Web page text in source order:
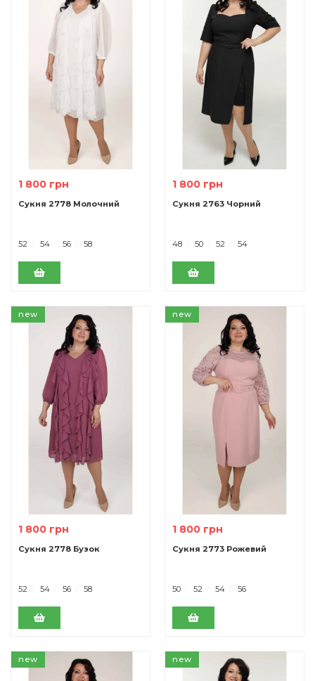
1 800 грн
Сукня 2778 Молочний
52 54 56 58
1 800 грн
Cукня 2763 Чорний
48 50 52 54
new
1 800 грн
Сукня 2778 Бузок
52 54 56 58
new
1 800 грн
Сукня 2773 Рожевий
50 52 54 56
new new